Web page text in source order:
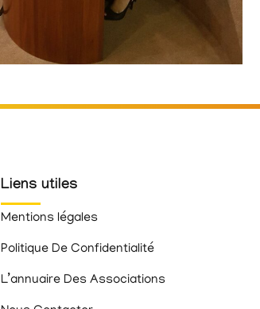
Liens utiles
Mentions légales
Politique De Confidentialité
L’annuaire Des Associations